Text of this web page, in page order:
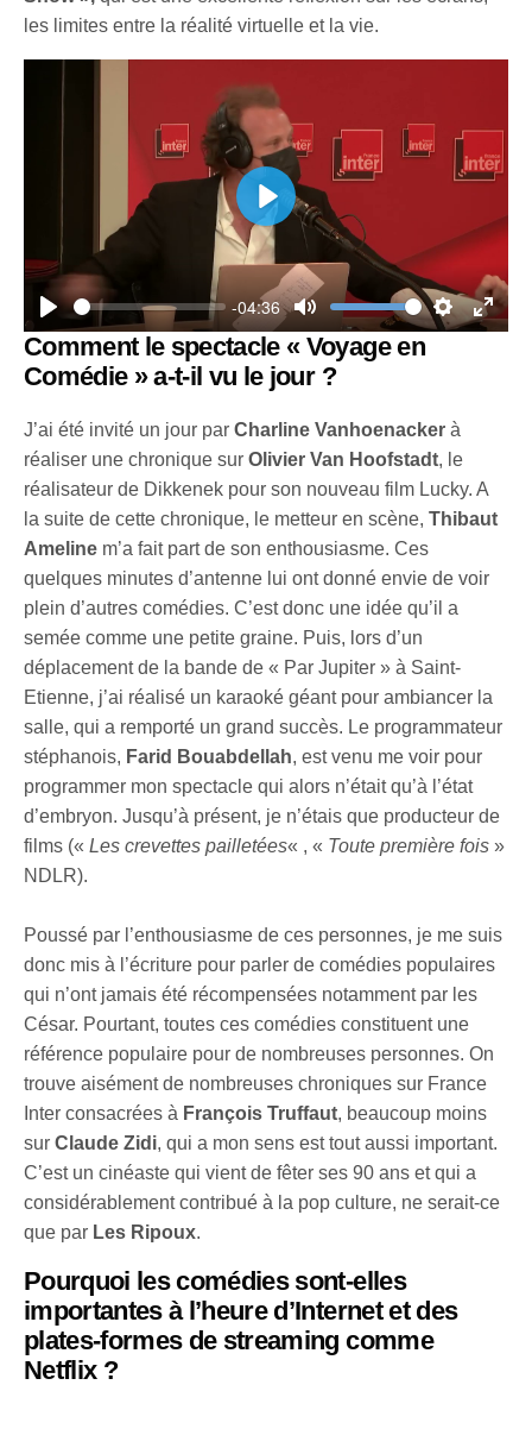
les limites entre la réalité virtuelle et la vie.
P
l
y
-04:36
M
u
e
S
t
n
g
E
f
u
l
r
e
P
l
a
y
Comment le spectacle « Voyage en
Comédie » a-t-il vu le jour ?
J’ai été invité un jour parCharline Vanhoenacker à
réaliser une chronique surOlivier Van Hoofstadt, le
réalisateur de Dikkenek pour son nouveau film Lucky. A
la suite de cette chronique, le metteur en scène,Thibaut
Ameline m’a fait part de son enthousiasme. Ces
quelques minutes d’antenne lui ont donné envie de voir
plein d’autres comédies. C’est donc une idée qu’il a
semée comme une petite graine. Puis, lors d’un
déplacement de la bande de « Par Jupiter » à Saint-
Etienne, j’ai réalisé un karaoké géant pour ambiancer la
salle, qui a remporté un grand succès. Le programmateur
stéphanois, Farid Bouabdellah, est venu me voir pour
programmer mon spectacle qui alors n’était qu’à l’état
d’embryon. Jusqu’à présent, je n’étais que producteur de
films («Les crevettes pailletées« , « Toute première fois »
NDLR).
Poussé par l’enthousiasme de ces personnes, je me suis
donc mis à l’écriture pour parler de comédies populaires
qui n’ont jamais été récompensées notamment par les
César. Pourtant, toutes ces comédies constituent une
référence populaire pour de nombreuses personnes. On
trouve aisément de nombreuses chroniques sur France
Inter consacrées à François Truffaut, beaucoup moins
surClaude Zidi, qui a mon sens est tout aussi important.
C’est un cinéaste qui vient de fêter ses 90 ans et qui a
considérablement contribué à la pop culture, ne serait-ce
que par Les Ripoux.
Pourquoi les comédies sont-elles
importantes à l’heure d’Internet et des
plates-formes de streaming comme
Netflix ?